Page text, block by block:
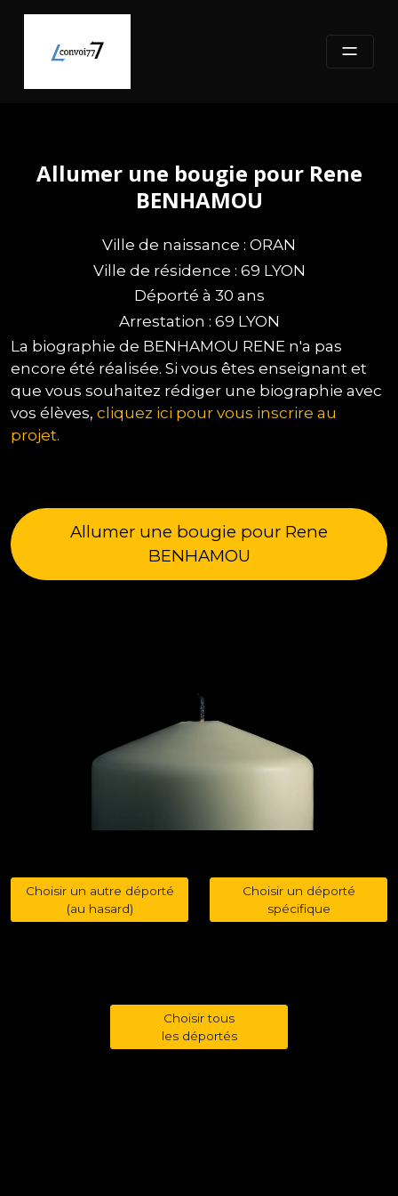
content
Allumer une bougie pour Rene
BENHAMOU
Ville de naissance : ORAN
Ville de résidence : 69 LYON
Déporté à 30 ans
Arrestation : 69 LYON
La biographie de BENHAMOU RENE n'a pas
encore été réalisée. Si vous êtes enseignant et
que vous souhaitez rédiger une biographie avec
vos élèves, cliquez ici pour vous inscrire au
projet.
Allumer une bougie pour Rene
BENHAMOU
Choisir un autre déporté
(au hasard)
Choisir un déporté
spécifique
Choisir tous
les déportés